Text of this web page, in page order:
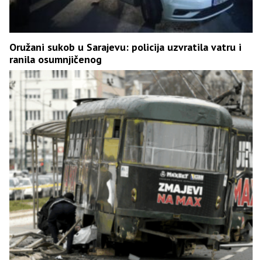
Oružani sukob u Sarajevu: policija uzvratila vatru i
ranila osumnjičenog